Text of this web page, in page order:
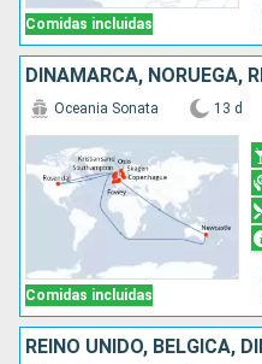
Comidas incluidas
Comidas incluidas
Oceania Sonata 13 d